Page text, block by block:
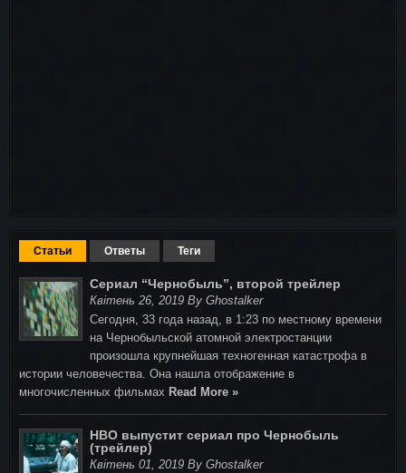
Статьи Ответы Теги
Сериал “Чернобыль”, второй трейлер
Квітень 26, 2019 By Ghostalker
Сегодня, 33 года назад, в 1:23 по местному времени
на Чернобыльской атомной электростанции
произошла крупнейшая техногенная катастрофа в
истории человечества. Она нашла отображение в
многочисленных фильмах Read More »
HBO выпустит сериал про Чернобыль
(трейлер)
Квітень 01, 2019 By Ghostalker